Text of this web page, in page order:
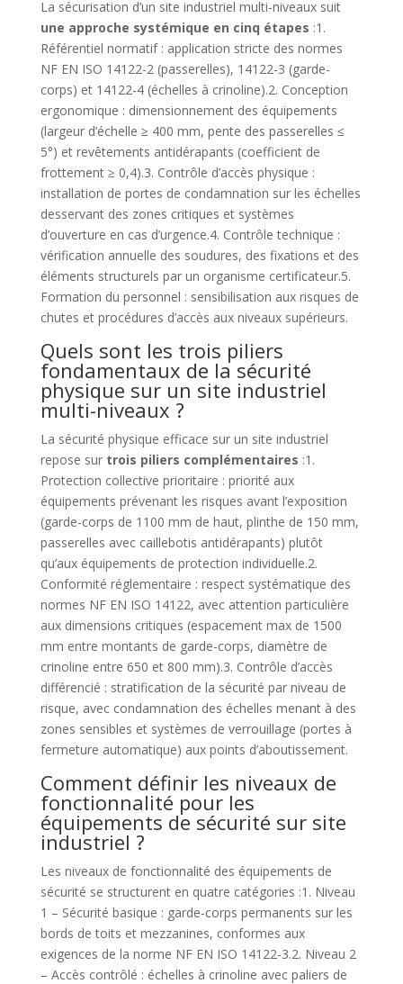
La sécurisation d’un site industriel multi-niveaux suit
une approche systémique en cinq étapes :1.
Référentiel normatif : application stricte des normes
NF EN ISO 14122-2 (passerelles), 14122-3 (garde-
corps) et 14122-4 (échelles à crinoline).2. Conception
ergonomique : dimensionnement des équipements
(largeur d’échelle ≥ 400 mm, pente des passerelles ≤
5°) et revêtements antidérapants (coefficient de
frottement ≥ 0,4).3. Contrôle d’accès physique :
installation de portes de condamnation sur les échelles
desservant des zones critiques et systèmes
d’ouverture en cas d’urgence.4. Contrôle technique :
vérification annuelle des soudures, des fixations et des
éléments structurels par un organisme certificateur.5.
Formation du personnel : sensibilisation aux risques de
chutes et procédures d’accès aux niveaux supérieurs.
Quels sont les trois piliers
fondamentaux de la sécurité
physique sur un site industriel
multi-niveaux ?
La sécurité physique efficace sur un site industriel
repose sur trois piliers complémentaires :1.
Protection collective prioritaire : priorité aux
équipements prévenant les risques avant l’exposition
(garde-corps de 1100 mm de haut, plinthe de 150 mm,
passerelles avec caillebotis antidérapants) plutôt
qu’aux équipements de protection individuelle.2.
Conformité réglementaire : respect systématique des
normes NF EN ISO 14122, avec attention particulière
aux dimensions critiques (espacement max de 1500
mm entre montants de garde-corps, diamètre de
crinoline entre 650 et 800 mm).3. Contrôle d’accès
différencié : stratification de la sécurité par niveau de
risque, avec condamnation des échelles menant à des
zones sensibles et systèmes de verrouillage (portes à
fermeture automatique) aux points d’aboutissement.
Comment définir les niveaux de
fonctionnalité pour les
équipements de sécurité sur site
industriel ?
Les niveaux de fonctionnalité des équipements de
sécurité se structurent en quatre catégories :1. Niveau
1 – Sécurité basique : garde-corps permanents sur les
bords de toits et mezzanines, conformes aux
exigences de la norme NF EN ISO 14122-3.2. Niveau 2
– Accès contrôlé : échelles à crinoline avec paliers de